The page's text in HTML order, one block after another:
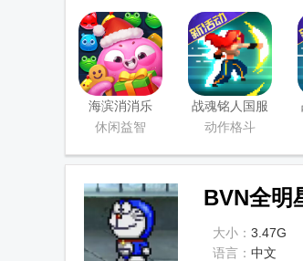
海滨消消乐
2026安卓版
休闲益智
战魂铭人国服
联机版
Legends)
动作格斗
BVN全明
大小： 3.47G
语言： 中文